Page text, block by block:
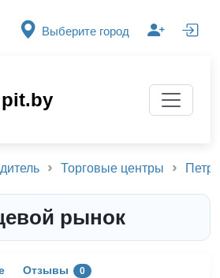
Выберите город
Торговые центры
рынок
Отзывы 0